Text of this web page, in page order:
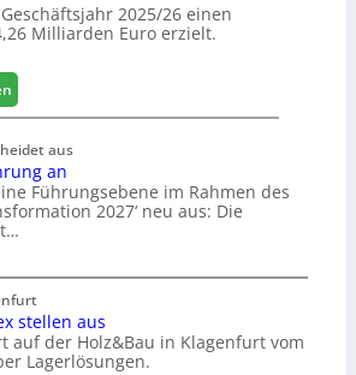
i
t
k
e
r
e
i
h
2025/26 einen
Milliarden Euro erzielt.
E
g
e
r
a
b
l
aus
an
Führungsebene im Rahmen des
2027‘ neu aus: Die
stellen aus
auf der Holz&Bau in Klagenfurt vom
Lagerlösungen.